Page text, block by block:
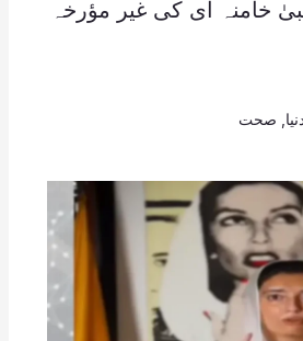
خامنہ ای کی غیر مؤرخہ
صحت